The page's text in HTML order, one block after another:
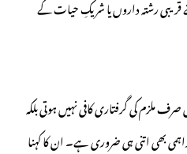
قریبی رشتہ داروں یا شریکِ حیات کے
ملزم کی گرفتاری کافی نہیں ہوتی بلکہ
بھی اتنی ہی ضروری ہے۔ ان کا کہنا